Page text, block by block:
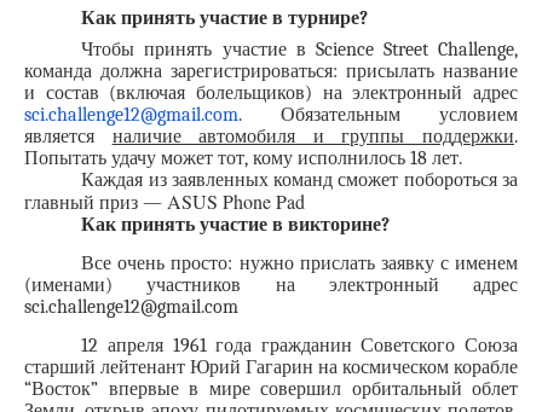
Как принять участие в турнире?
Чтобы принять участие в Science Street Challenge,
команда должна зарегистрироваться: присылать название
sci.challenge12@gmail.com. Обязательным условием
является наличие автомобиля и группы поддержки.
Попытать удачу может тот, кому исполнилось 18 лет.
Каждая из заявленных команд сможет побороться за
главный приз — ASUS Phone Pad
Как принять участие в викторине?
Все очень просто: нужно прислать заявку с именем
(именами) участников на электронный адрес
sci.challenge12@gmail.com
12 апреля 1961 года гражданин Советского Союза
старший лейтенант Юрий Гагарин на космическом корабле
“Восток” впервые в мире совершил орбитальный облет